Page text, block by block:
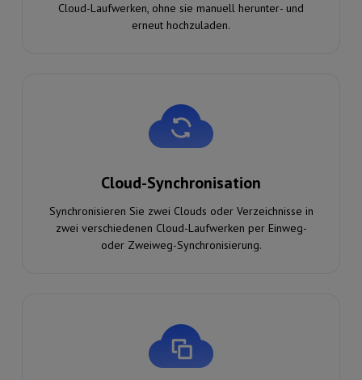
Cloud-Laufwerken, ohne sie manuell herunter- und
erneut hochzuladen.
Cloud-Synchronisation
Synchronisieren Sie zwei Clouds oder Verzeichnisse in
zwei verschiedenen Cloud-Laufwerken per Einweg-
oder Zweiweg-Synchronisierung.